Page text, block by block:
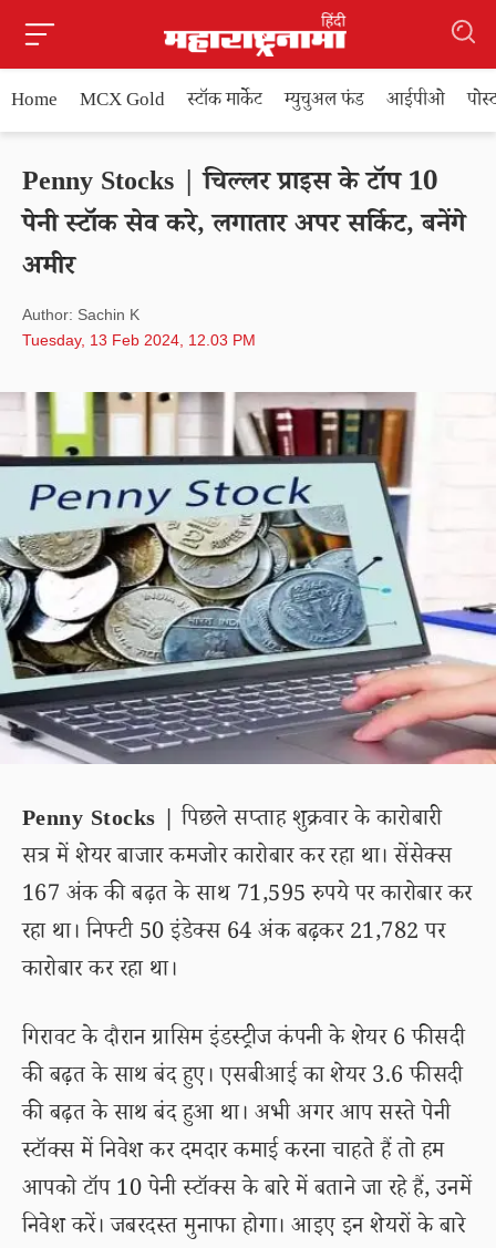
Home MCX Gold स्टॉक मार्केट म्युचुअल फंड आईपीओ
Penny Stocks | चिल्लर प्राइस के टॉप 10
पेनी स्टॉक सेव करे, लगातार अपर सर्किट, बनेंगे
अमीर
Author: Sachin K
Tuesday, 13 Feb 2024, 12.03 PM
Penny Stocks | पिछले सप्ताह शुक्रवार के कारोबारी
सत्र में शेयर बाजार कमजोर कारोबार कर रहा था। सेंसेक्स
167 अंक की बढ़त के साथ 71,595 रुपये पर कारोबार कर
रहा था। निफ्टी 50 इंडेक्स 64 अंक बढ़कर 21,782 पर
कारोबार कर रहा था।
गिरावट के दौरान ग्रासिम इंडस्ट्रीज कंपनी के शेयर 6 फीसदी
की बढ़त के साथ बंद हुए। एसबीआई का शेयर 3.6 फीसदी
की बढ़त के साथ बंद हुआ था। अभी अगर आप सस्ते पेनी
स्टॉक्स में निवेश कर दमदार कमाई करना चाहते हैं तो हम
आपको टॉप 10 पेनी स्टॉक्स के बारे में बताने जा रहे हैं, उनमें
निवेश करें। जबरदस्त मुनाफा होगा। आइए इन शेयरों के बारे